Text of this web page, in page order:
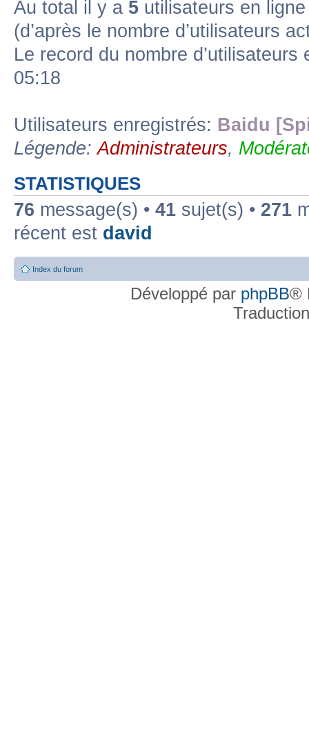
Au total il y a 5 utilisateurs en
(d’après le nombre d’utilisateurs
Le record du nombre
05:18
Utilisateurs enregistrés: Baidu
Légende:Administrateurs,
STATISTIQUES
76 message(s) • 41 sujet(s) • 271
récent est david
Index du forum
Développé par phpBB®